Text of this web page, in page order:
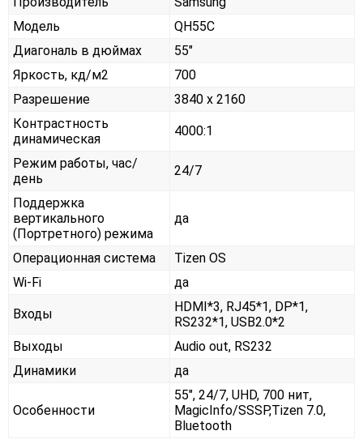
Модель
QH55C
Диагональ в дюймах
55"
Яркость, кд/м2
700
Разрешение
3840 x 2160
Контрастность
динамическая
4000:1
Режим работы, час/
день
24/7
Поддержка
вертикального
(Портретного) режима
да
Операционная система
Tizen OS
Wi-Fi
да
Входы
HDMI*3, RJ45*1, DP*1,
RS232*1, USB2.0*2
Выходы
Audio out, RS232
Динамики
да
Особенности
55", 24/7, UHD, 700 нит,
MagicInfo/SSSP,Tizen 7.0,
Bluetooth